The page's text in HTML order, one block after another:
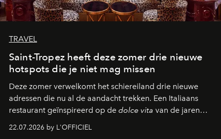
TRAVEL
Saint-Tropez heeft deze zomer drie nieuwe
hotspots die je niet mag missen
Deze zomer verwelkomt het schiereiland drie nieuwe
adressen die nu al de aandacht trekken. Een Italiaans
restaurant geïnspireerd op de dolce vita van de jaren
zestig, een Japanse hotspot die na zonsondergang
verandert in een bruisende ontmoetingsplek en de
22.07.2026 by L'OFFICIEL